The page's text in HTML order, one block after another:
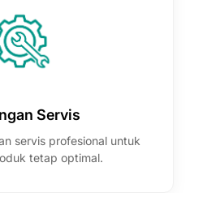
Servis
servis profesional untuk
tetap optimal.